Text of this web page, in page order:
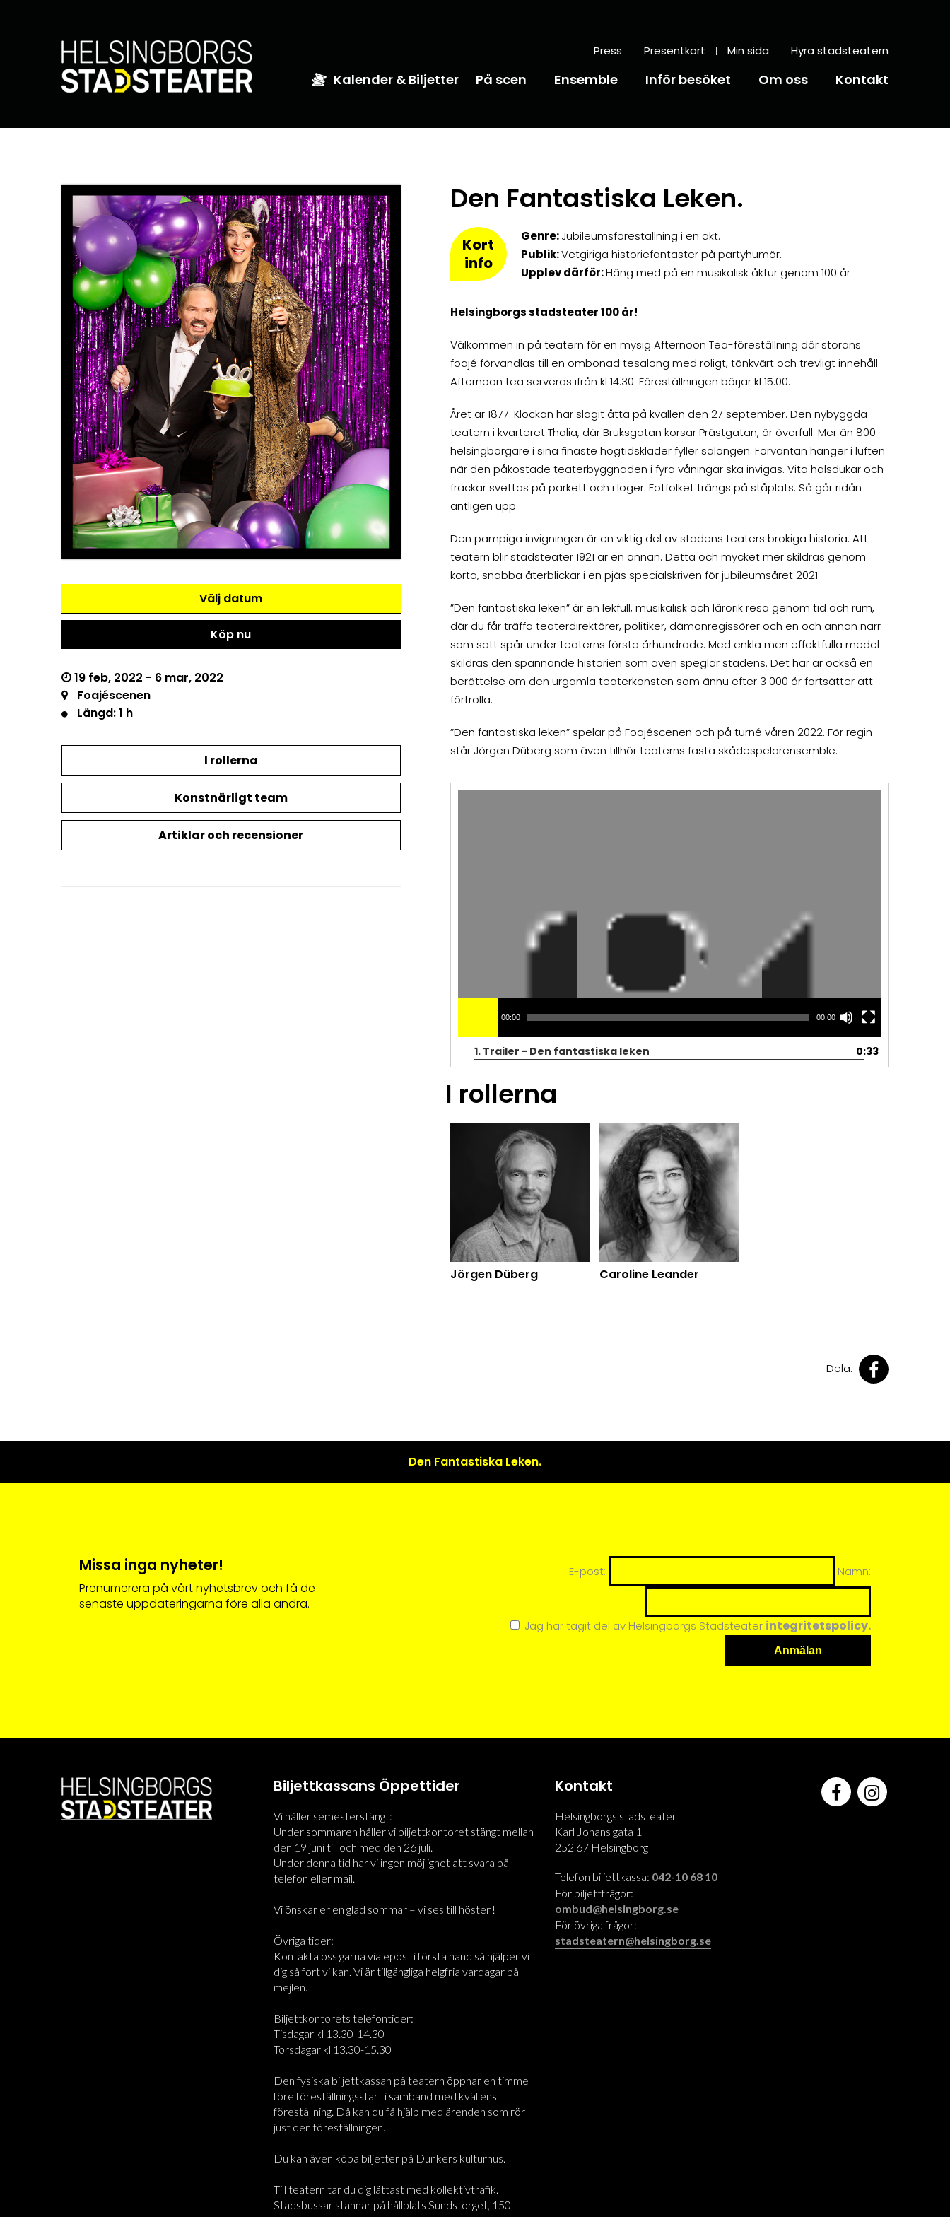
Press Presentkort Min sida Hyra stadsteatern
Kalender & Biljetter På scen Ensemble Inför besöket Om oss Kontakt
Välj datum
Köp nu
19 feb, 2022 - 6 mar, 2022
Foajéscenen
Längd: 1 h
I rollerna
Konstnärligt team
Artiklar och recensioner
Den Fantastiska Leken.
Kort
info
Genre:Jubileumsföreställning i en akt.
Publik:Vetgiriga historiefantaster på partyhumör.
Upplev därför:Häng med på en musikalisk åktur genom 100 år
Helsingborgs stadsteater 100 år!
Välkommen in på teatern för en mysig Afternoon Tea-föreställning där storans
foajé förvandlas till en ombonad tesalong med roligt, tänkvärt och trevligt innehåll.
Afternoon tea serveras ifrån kl 14.30. Föreställningen börjar kl 15.00.
Året är 1877. Klockan har slagit åtta på kvällen den 27 september. Den nybyggda
teatern i kvarteret Thalia, där Bruksgatan korsar Prästgatan, är överfull. Mer än 800
helsingborgare i sina finaste högtidskläder fyller salongen. Förväntan hänger i luften
när den påkostade teaterbyggnaden i fyra våningar ska invigas. Vita halsdukar och
frackar svettas på parkett och i loger. Fotfolket trängs på ståplats. Så går ridån
äntligen upp.
Den pampiga invigningen är en viktig del av stadens teaters brokiga historia. Att
teatern blir stadsteater 1921 är en annan. Detta och mycket mer skildras genom
korta, snabba återblickar i en pjäs specialskriven för jubileumsåret 2021.
”Den fantastiska leken” är en lekfull, musikalisk och lärorik resa genom tid och rum,
där du får träffa teaterdirektörer, politiker, dämonregissörer och en och annan narr
som satt spår under teaterns första århundrade. Med enkla men effektfulla medel
skildras den spännande historien som även speglar stadens. Det här är också en
berättelse om den urgamla teaterkonsten som ännu efter 3 000 år fortsätter att
förtrolla.
”Den fantastiska leken” spelar på Foajéscenen och på turné våren 2022. För regin
står Jörgen Düberg som även tillhör teaterns fasta skådespelarensemble.
00:00 00:00
1. Trailer - Den fantastiska leken 0:33
I rollerna
Jörgen Düberg Caroline Leander
Dela:
Den Fantastiska Leken.
Missa inga nyheter!
Prenumerera på vårt nyhetsbrev och få de
senaste uppdateringarna före alla andra.
E-post: Namn:
Jag har tagit del av Helsingborgs Stadsteater integritetspolicy.
Biljettkassans Öppettider
Vi håller semesterstängt:
Under sommaren håller vi biljettkontoret stängt mellan
den 19 juni till och med den 26 juli.
Under denna tid har vi ingen möjlighet att svara på
telefon eller mail.
Vi önskar er en glad sommar – vi ses till hösten!
Övriga tider:
Kontakta oss gärna via epost i första hand så hjälper vi
dig så fort vi kan. Vi är tillgängliga helgfria vardagar på
mejlen.
Biljettkontorets telefontider:
Tisdagar kl 13.30-14.30
Torsdagar kl 13.30-15.30
Den fysiska biljettkassan på teatern öppnar en timme
före föreställningsstart i samband med kvällens
föreställning. Då kan du få hjälp med ärenden som rör
just den föreställningen.
Du kan även köpa biljetter på Dunkers kulturhus.
Till teatern tar du dig lättast med kollektivtrafik.
Stadsbussar stannar på hållplats Sundstorget, 150
Kontakt
Helsingborgs stadsteater
Karl Johans gata 1
252 67 Helsingborg
Telefon biljettkassa: 042-10 68 10
För biljettfrågor:
ombud@helsingborg.se
För övriga frågor:
stadsteatern@helsingborg.se